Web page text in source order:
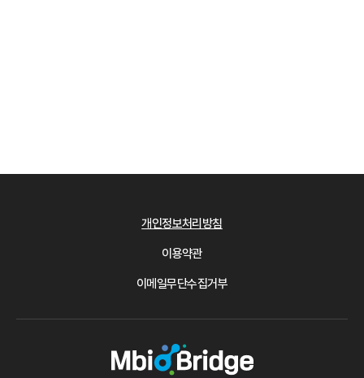
개인정보처리방침
이용약관
이메일무단수집거부